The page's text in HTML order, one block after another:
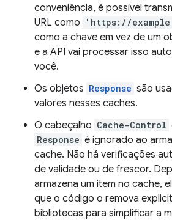
conveniência, é possível
URL como
'https://
como a chave em vez de um
e a API vai processar isso
você.
Os objetos Response são
valores nesses caches.
O cabeçalho Cache-Control
Response é ignorado ao
cache. Não há verificações
de validade ou de frescor.
armazena um item no cache,
que o código o remova
bibliotecas para simplificar a